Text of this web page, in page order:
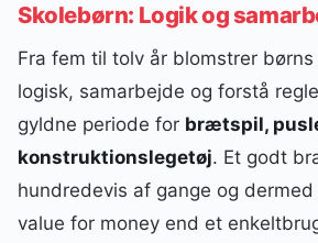
Skolebørn: Logik og
Fra fem til tolv år blomstrer
logisk, samarbejde og forstå
gyldne periode for brætspil,
konstruktionslegetøj. Et godt
hundredevis af gange og
value for money end et